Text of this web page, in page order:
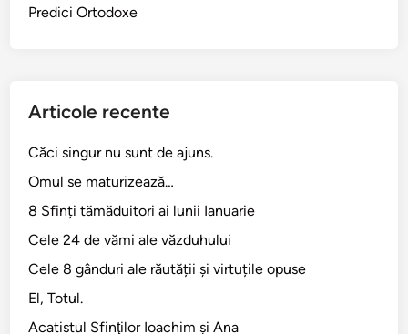
u
n
z
e
u
Predici Ortodoxe
Articole recente
Căci singur nu sunt de ajuns.
Omul se maturizează…
8 Sfinți tămăduitori ai lunii Ianuarie
Cele 24 de vămi ale văzduhului
Cele 8 gânduri ale răutății și virtuțile opuse
El, Totul.
Acatistul Sfinţilor Ioachim şi Ana